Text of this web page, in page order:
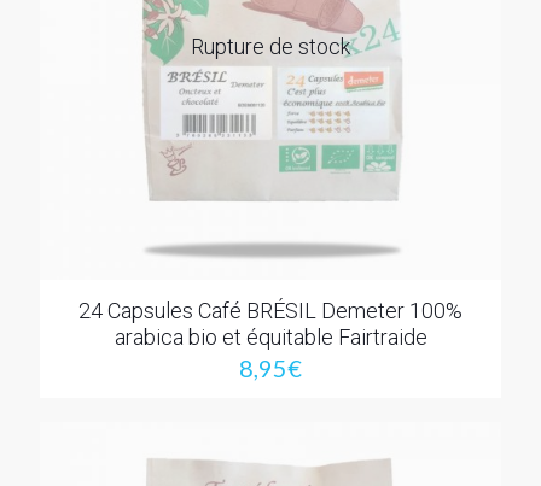
Rupture de stock
24 Capsules Café BRÉSIL Demeter 100%
arabica bio et équitable Fairtraide
8,95€